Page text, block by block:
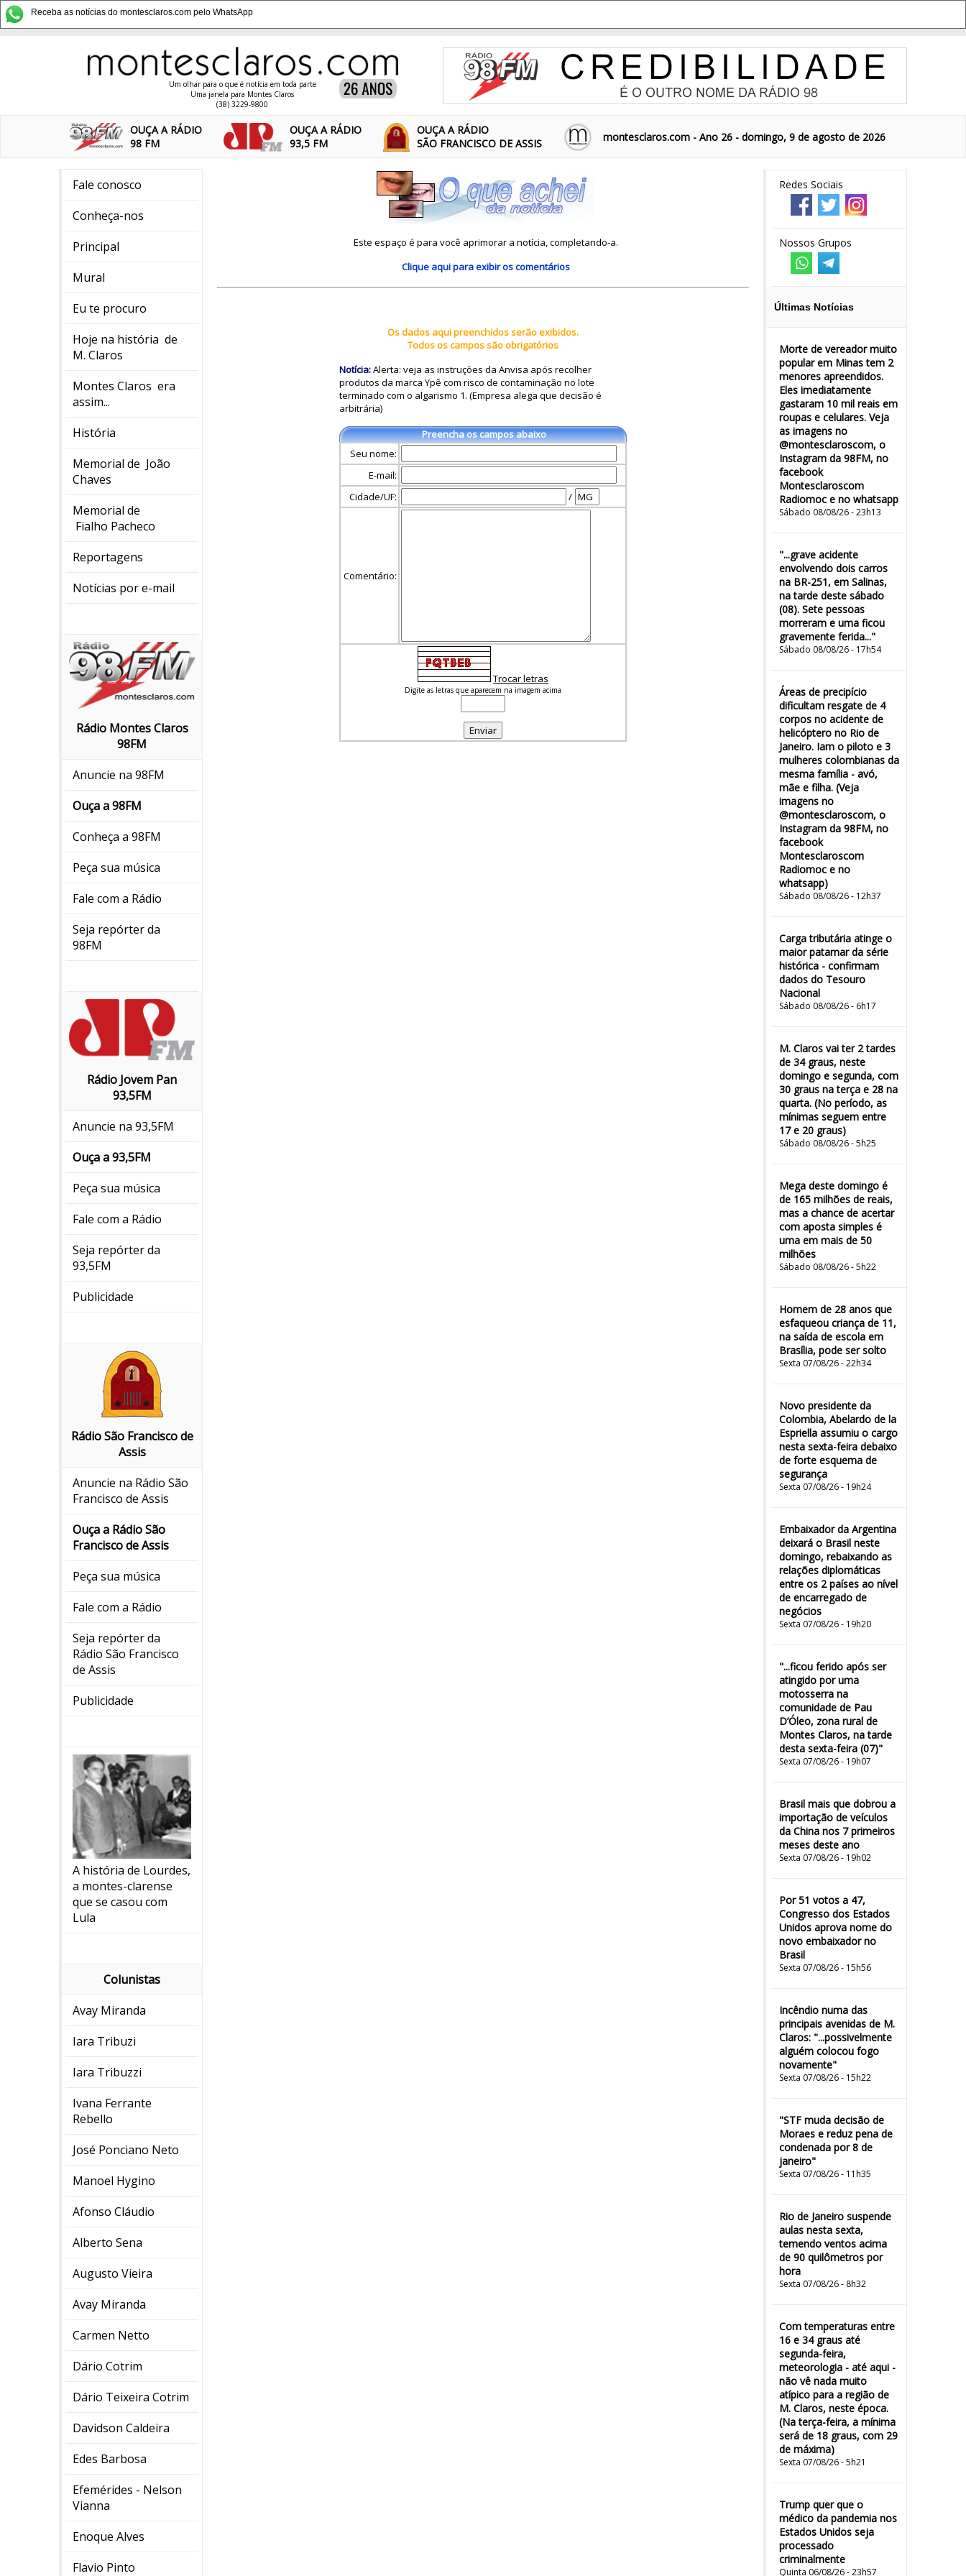
Receba as notícias do montesclaros.com pelo WhatsApp
Um olhar para o que é notícia em toda parte
Uma janela para Montes Claros
(38) 3229-9800
OUÇA A RÁDIO
98 FM
OUÇA A RÁDIO
93,5 FM
OUÇA A RÁDIO
SÃO FRANCISCO DE ASSIS
montesclaros.com - Ano 26 - domingo, 9 de agosto de 2026
Fale conosco
Conheça-nos
Principal
Mural
Eu te procuro
Hoje na história de
M. Claros
Montes Claros era
assim...
História
Memorial de João
Chaves
Memorial de
Fialho Pacheco
Reportagens
Notícias por e-mail
Rádio Montes Claros
98FM
Anuncie na 98FM
Ouça a 98FM
Conheça a 98FM
Peça sua música
Fale com a Rádio
Seja repórter da
98FM
Rádio Jovem Pan
93,5FM
Anuncie na 93,5FM
Ouça a 93,5FM
Peça sua música
Fale com a Rádio
Seja repórter da
93,5FM
Publicidade
Rádio São Francisco de
Assis
Anuncie na Rádio São
Francisco de Assis
Ouça a Rádio São
Francisco de Assis
Peça sua música
Fale com a Rádio
Seja repórter da
Rádio São Francisco
de Assis
Publicidade
A história de Lourdes,
a montes-clarense
que se casou com
Lula
Colunistas
Avay Miranda
Iara Tribuzi
Iara Tribuzzi
Ivana Ferrante
Rebello
José Ponciano Neto
Manoel Hygino
Afonso Cláudio
Alberto Sena
Augusto Vieira
Avay Miranda
Carmen Netto
Dário Cotrim
Dário Teixeira Cotrim
Davidson Caldeira
Edes Barbosa
Efemérides - Nelson
Vianna
Enoque Alves
Flavio Pinto
Redes Sociais
Nossos Grupos
Últimas Notícias
Morte de vereador muito
popular em Minas tem 2
menores apreendidos.
Eles imediatamente
gastaram 10 mil reais em
roupas e celulares. Veja
as imagens no
@montesclaroscom, o
Instagram da 98FM, no
facebook
Montesclaroscom
Radiomoc e no whatsapp
Sábado 08/08/26 - 23h13
"...grave acidente
envolvendo dois carros
na BR-251, em Salinas,
na tarde deste sábado
(08). Sete pessoas
morreram e uma ficou
gravemente ferida..."
Sábado 08/08/26 - 17h54
Áreas de precipício
dificultam resgate de 4
corpos no acidente de
helicóptero no Rio de
Janeiro. Iam o piloto e 3
mulheres colombianas da
mesma família - avó,
mãe e filha. (Veja
imagens no
@montesclaroscom, o
Instagram da 98FM, no
facebook
Montesclaroscom
Radiomoc e no
whatsapp)
Sábado 08/08/26 - 12h37
Carga tributária atinge o
maior patamar da série
histórica - confirmam
dados do Tesouro
Nacional
Sábado 08/08/26 - 6h17
M. Claros vai ter 2 tardes
de 34 graus, neste
domingo e segunda, com
30 graus na terça e 28 na
quarta. (No período, as
mínimas seguem entre
17 e 20 graus)
Sábado 08/08/26 - 5h25
Mega deste domingo é
de 165 milhões de reais,
mas a chance de acertar
com aposta simples é
uma em mais de 50
milhões
Sábado 08/08/26 - 5h22
Homem de 28 anos que
esfaqueou criança de 11,
na saída de escola em
Brasília, pode ser solto
Sexta 07/08/26 - 22h34
Novo presidente da
Colombia, Abelardo de la
Espriella assumiu o cargo
nesta sexta-feira debaixo
de forte esquema de
segurança
Sexta 07/08/26 - 19h24
Embaixador da Argentina
deixará o Brasil neste
domingo, rebaixando as
relações diplomáticas
entre os 2 países ao nível
de encarregado de
negócios
Sexta 07/08/26 - 19h20
"...ficou ferido após ser
atingido por uma
motosserra na
comunidade de Pau
D’Óleo, zona rural de
Montes Claros, na tarde
desta sexta-feira (07)"
Sexta 07/08/26 - 19h07
Brasil mais que dobrou a
importação de veículos
da China nos 7 primeiros
meses deste ano
Sexta 07/08/26 - 19h02
Por 51 votos a 47,
Congresso dos Estados
Unidos aprova nome do
novo embaixador no
Brasil
Sexta 07/08/26 - 15h56
Incêndio numa das
principais avenidas de M.
Claros: "...possivelmente
alguém colocou fogo
novamente"
Sexta 07/08/26 - 15h22
"STF muda decisão de
Moraes e reduz pena de
condenada por 8 de
janeiro"
Sexta 07/08/26 - 11h35
Rio de Janeiro suspende
aulas nesta sexta,
temendo ventos acima
de 90 quilômetros por
hora
Sexta 07/08/26 - 8h32
Com temperaturas entre
16 e 34 graus até
segunda-feira,
meteorologia - até aqui -
não vê nada muito
atípico para a região de
M. Claros, neste época.
(Na terça-feira, a mínima
será de 18 graus, com 29
de máxima)
Sexta 07/08/26 - 5h21
Trump quer que o
médico da pandemia nos
Estados Unidos seja
processado
criminalmente
Quinta 06/08/26 - 23h57
Este espaço é para você aprimorar a notícia, completando-a.
Clique aquipara exibir os comentários
Os dados aqui preenchidos serão exibidos.
Todos os campos são obrigatórios
Notícia:Alerta: veja as instruções da Anvisa após recolher
produtos da marca Ypê com risco de contaminação no lote
terminado com o algarismo 1. (Empresa alega que decisão é
arbitrária)
Preencha os campos abaixo
Seu nome:
E-mail:
Cidade/UF:
/
Comentário:
Trocar letras
Digite as letras que aparecem na imagem acima